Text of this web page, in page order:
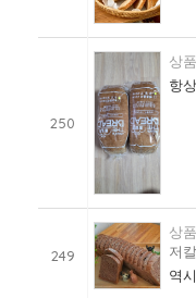
250
항
249
저
역